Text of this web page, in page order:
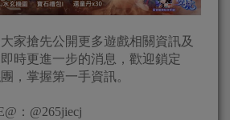
家搶先公開更多遊戲相關資訊及
時更進一步的消息，歡迎鎖定
，掌握第一手資訊。
：@265jiecj